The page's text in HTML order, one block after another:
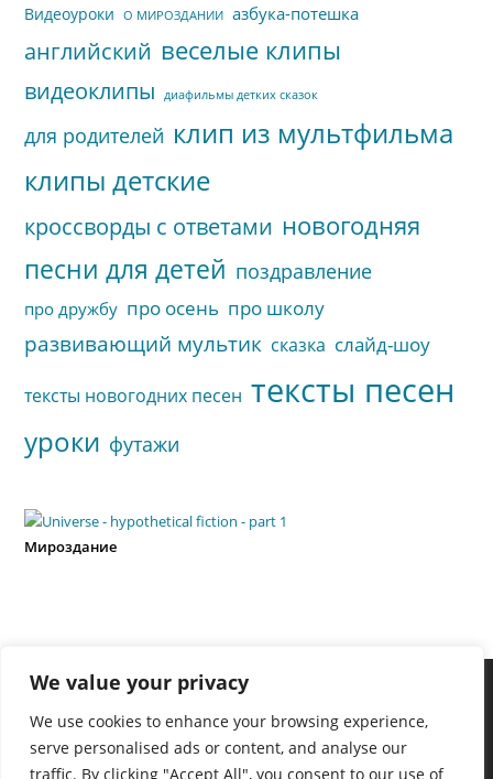
We value your privacy
We use cookies to enhance your browsing experience,
serve personalised ads or content, and analyse our
traffic. By clicking "Accept All", you consent to our use of
Видеоуроки О МИРОЗДАНИИ азбука-потешка
английский веселые клипы
видеоклипы диафильмы детких сказок
для родителей клип из мультфильма
клипы детские
кроссворды с ответами новогодняя
песни для детей поздравление
про дружбу про осень про школу
развивающий мультик сказка слайд-шоу
тексты новогодних песен тексты песен
уроки футажи
Мироздание